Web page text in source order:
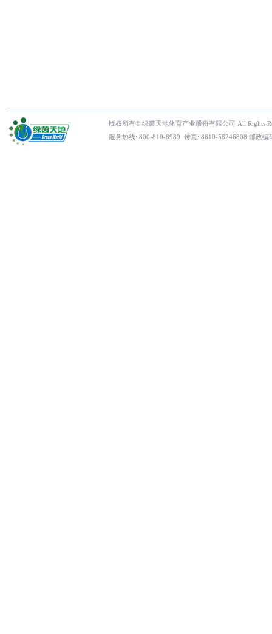
版权所有© 绿茵天地体育产业股份有限公司 All Rights
服务热线: 800-810-8989 传真: 8610-58246808 邮政